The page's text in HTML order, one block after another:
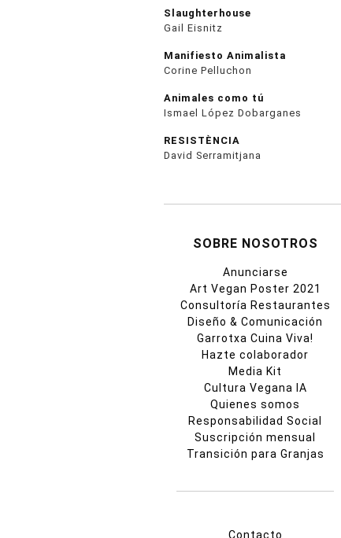
Slaughterhouse
Gail Eisnitz
Manifiesto Animalista
Corine Pelluchon
Animales como tú
Ismael López Dobarganes
RESISTÈNCIA
David Serramitjana
SOBRE NOSOTROS
Anunciarse
Art Vegan Poster 2021
Consultoría Restaurantes
Diseño & Comunicación
Garrotxa Cuina Viva!
Hazte colaborador
Media Kit
Cultura Vegana IA
Quienes somos
Responsabilidad Social
Suscripción mensual
Transición para Granjas
Contacto